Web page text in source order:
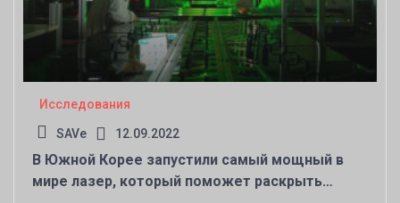
Исследования
SAVe 12.09.2022
В Южной Корее запустили самый мощный в
мире лазер, который поможет раскрыть